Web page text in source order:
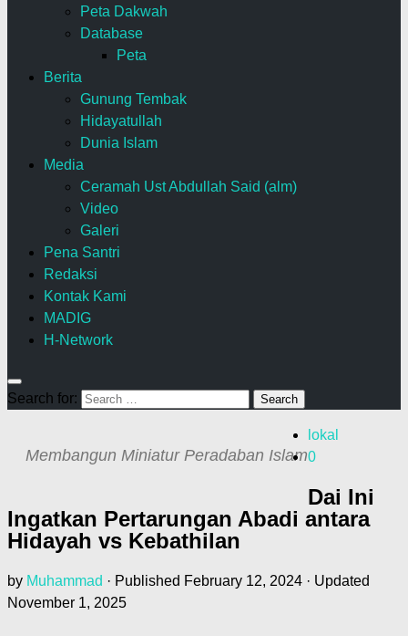
Peta Dakwah
Database
Peta
Berita
Gunung Tembak
Hidayatullah
Dunia Islam
Media
Ceramah Ust Abdullah Said (alm)
Video
Galeri
Pena Santri
Redaksi
Kontak Kami
MADIG
H-Network
Search for:
Membangun Miniatur Peradaban Islam
lokal
0
Dai Ini
Ingatkan Pertarungan Abadi antara
Hidayah vs Kebathilan
by Muhammad · Published February 12, 2024 · Updated
November 1, 2025